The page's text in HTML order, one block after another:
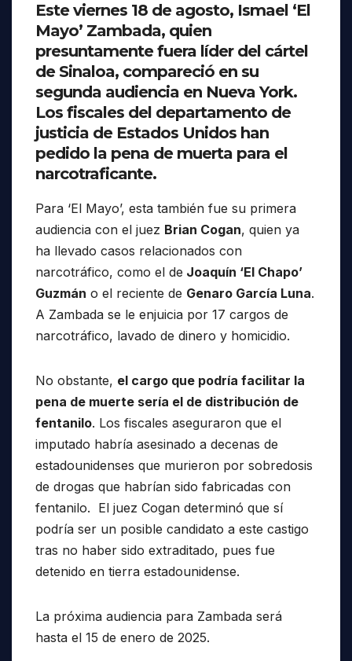
Este viernes 18 de agosto, Ismael ‘El
Mayo’ Zambada, quien
presuntamente fuera líder del cártel
de Sinaloa, compareció en su
segunda audiencia en Nueva York.
Los fiscales del departamento de
justicia de Estados Unidos han
pedido la pena de muerta para el
narcotraficante.
Para ‘El Mayo’, esta también fue su primera
audiencia con el juez Brian Cogan, quien ya
ha llevado casos relacionados con
narcotráfico, como el de Joaquín ‘El Chapo’
Guzmán o el reciente de Genaro García Luna.
A Zambada se le enjuicia por 17 cargos de
narcotráfico, lavado de dinero y homicidio.
No obstante, el cargo que podría facilitar la
pena de muerte sería el de distribución de
fentanilo. Los fiscales aseguraron que el
imputado habría asesinado a decenas de
estadounidenses que murieron por sobredosis
de drogas que habrían sido fabricadas con
fentanilo. El juez Cogan determinó que sí
podría ser un posible candidato a este castigo
tras no haber sido extraditado, pues fue
detenido en tierra estadounidense.
La próxima audiencia para Zambada será
hasta el 15 de enero de 2025.